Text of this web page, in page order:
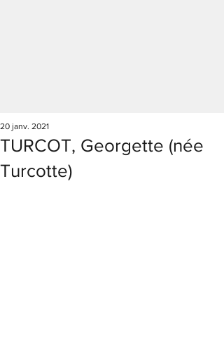
TURCOT, Georgette (née
Turcotte)
20 janv. 2021